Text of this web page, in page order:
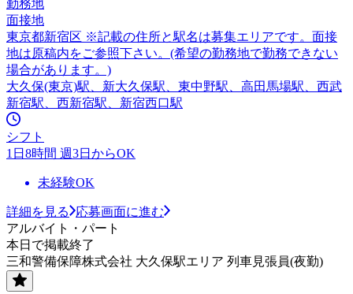
勤務地
面接地
東京都新宿区 ※記載の住所と駅名は募集エリアです。面接
地は原稿内をご参照下さい。(希望の勤務地で勤務できない
場合があります。)
大久保(東京)駅、新大久保駅、東中野駅、高田馬場駅、西武
新宿駅、西新宿駅、新宿西口駅
シフト
1日8時間 週3日からOK
未経験OK
詳細を見る
応募画面に進む
アルバイト・パート
本日で掲載終了
三和警備保障株式会社 大久保駅エリア 列車見張員(夜勤)